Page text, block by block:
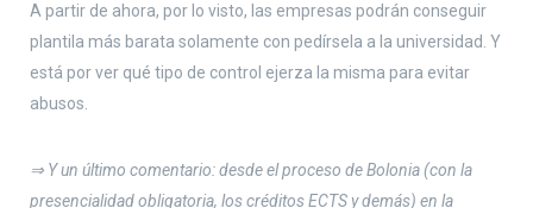
A partir de ahora, por lo visto, las empresas podrán conseguir
plantila más barata solamente con pedírsela a la universidad. Y
está por ver qué tipo de control ejerza la misma para evitar
abusos.
⇒ Y un último comentario: desde el proceso de Bolonia (con la
presencialidad obligatoria, los créditos ECTS y demás) en la